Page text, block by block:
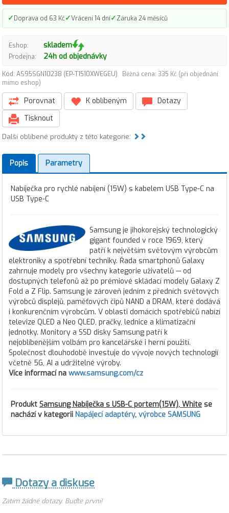
✓Doprava od 63 Kč✓Vrácení 14 dní✓Záruka 24 měsíců
Eshop: skladem
Prodejna: 24h od objednávky
Kód: AS95SGN10238 (EP-T1510XWEGEU)
Běžná cena: 335 Kč (při objednání
mimo eshop)
Porovnat K oblíbeným
Dotazy
Tisknout
Další oblíbené produkty z této kategorie:
Popis Parametry
Nabíječka pro rychlé nabíjení (15W) s kabelem USB Type-C na
USB Type-C
Samsung je jihokorejský technologický
gigant founded v roce 1969, který
patří k největším světovým výrobcům
elektroniky a spotřební techniky. Řada smartphonů Galaxy
zahrnuje modely pro všechny kategorie uživatelů — od
dostupných telefonů až po prémiové skládací modely Galaxy Z
Fold a Z Flip. Samsung je zároveň jedním z předních světových
výrobců displejů, paměťových čipů NAND a DRAM, které dodává
i konkurenčním výrobcům. V oblasti domácích spotřebičů nabízí
televize QLED a Neo QLED, pračky, lednice a klimatizační
jednotky. Monitory a SSD disky Samsung patří k
nejoblíbenějším volbám pro kancelářské i herní použití.
Společnost dlouhodobě investuje do vývoje nových technologií
včetně 5G, AI a udržitelné výroby.
Více informací na www.samsung.com/cz
Produkt Samsung Nabíječka s USB-C portem(15W), White se
nachází v kategorii Napájecí adaptéry, výrobce SAMSUNG
Dotazy a diskuse
Zatím žádné dotazy. Buďte první!